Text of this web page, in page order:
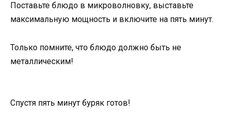
Поставьте блюдо в микроволновку, выставьте
максимальную мощность и включите на пять минут.
Только помните, что блюдо должно быть не
металлическим!
Спустя пять минут буряк готов!